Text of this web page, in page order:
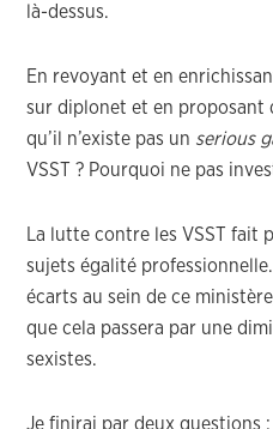
là-dessus.
En revoyant et en
sur diplonet et en proposant
qu’il n’existe pas un serious
VSST ? Pourquoi ne pas
La lutte contre les VSST fait
sujets égalité
écarts au sein de ce
que cela passera par une
sexistes.
Je finirai par deux questions :